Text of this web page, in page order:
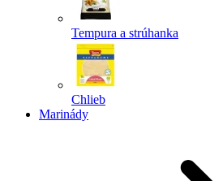
Tempura a strúhanka
Chlieb
Marinády